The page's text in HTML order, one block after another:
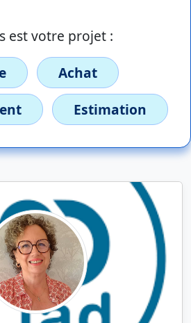
est votre projet :
Achat
Estimation